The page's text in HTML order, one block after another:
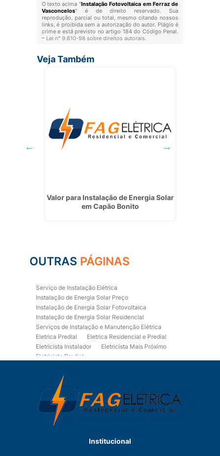
O texto acima "Instalação Fotovoltaica em Ferraz de
Vasconcelos" é de direito reservado. Sua
reprodução, parcial ou total, mesmo citando nossos
links, é proibida sem a autorização do autor. Plágio é
crime e está previsto no artigo 184 do Código Penal.
– Lei n° 9.610-98 sobre direitos autorais.
Veja Também
Valor para Instalação de Energia Solar
em Capão Bonito
OUTRAS PÁGINAS
Serviço de Instalação Elétrica
Instalação de Energia Solar Preço
Instalação de Energia Solar Fotovoltaica
Instalação de Energia Solar Residencial
Serviços de Instalação e Manutenção Elétrica
Eletrica Predial
Eletrica Residencial e Predial
Eletricista Instalador
Eletricista Mais Próximo
Eletricista Predial
Eletricista Residencial
Eletricista Residencial E Predial
Eletricistas de Manutenção
Empresa de Instalações Elétricas
Empresa de Manutenção Eletrica
Empresa de Prestação de Serviços Eletricos
Fiação para Instalação Eletrica Residencial
Institucional